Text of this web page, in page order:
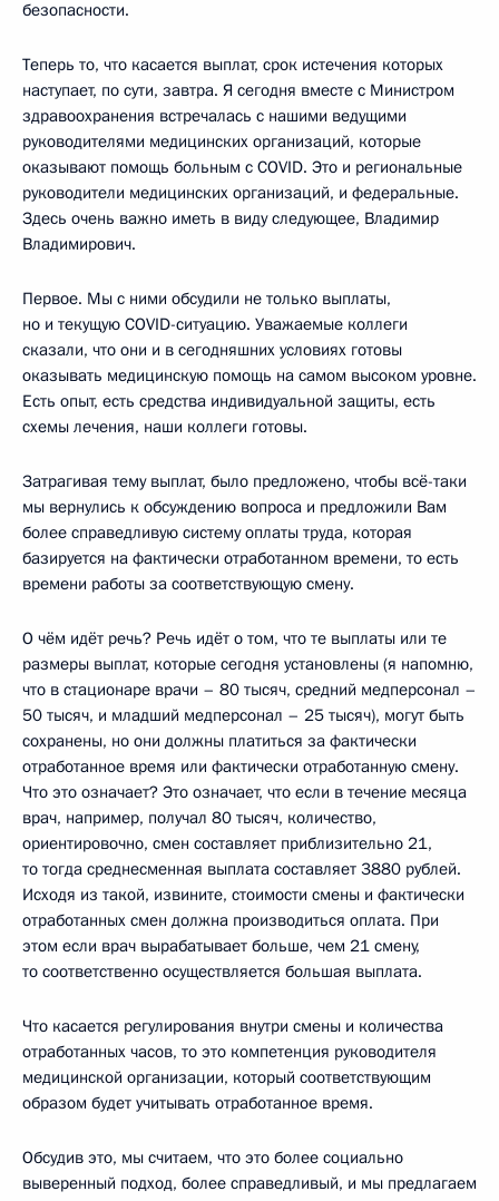
безопасности.
Теперь то, что касается выплат, срок истечения которых
наступает, по сути, завтра. Я сегодня вместе с Министром
здравоохранения встречалась с нашими ведущими
руководителями медицинских организаций, которые
оказывают помощь больным с COVID. Это и региональные
руководители медицинских организаций, и федеральные.
Здесь очень важно иметь в виду следующее, Владимир
Владимирович.
Первое. Мы с ними обсудили не только выплаты,
но и текущую COVID-ситуацию. Уважаемые коллеги
сказали, что они и в сегодняшних условиях готовы
оказывать медицинскую помощь на самом высоком уровне.
Есть опыт, есть средства индивидуальной защиты, есть
схемы лечения, наши коллеги готовы.
Затрагивая тему выплат, было предложено, чтобы всё-таки
мы вернулись к обсуждению вопроса и предложили Вам
более справедливую систему оплаты труда, которая
базируется на фактически отработанном времени, то есть
времени работы за соответствующую смену.
О чём идёт речь? Речь идёт о том, что те выплаты или те
размеры выплат, которые сегодня установлены (я напомню,
что в стационаре врачи – 80 тысяч, средний медперсонал –
50 тысяч, и младший медперсонал – 25 тысяч), могут быть
сохранены, но они должны платиться за фактически
отработанное время или фактически отработанную смену.
Что это означает? Это означает, что если в течение месяца
врач, например, получал 80 тысяч, количество,
ориентировочно, смен составляет приблизительно 21,
то тогда среднесменная выплата составляет 3880 рублей.
Исходя из такой, извините, стоимости смены и фактически
отработанных смен должна производиться оплата. При
этом если врач вырабатывает больше, чем 21 смену,
то соответственно осуществляется большая выплата.
Что касается регулирования внутри смены и количества
отработанных часов, то это компетенция руководителя
медицинской организации, который соответствующим
образом будет учитывать отработанное время.
Обсудив это, мы считаем, что это более социально
выверенный подход, более справедливый, и мы предлагаем